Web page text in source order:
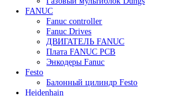
Dungs
Газовый мультиблок Dungs
FANUC
Fanuc controller
Fanuc Drives
ДВИГАТЕЛЬ FANUC
Плата FANUC PCB
Энкодеры Fanuc